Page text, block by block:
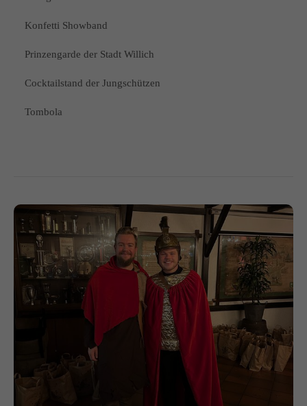
Konfetti Showband
Prinzengarde der Stadt Willich
Cocktailstand der Jungschützen
Tombola